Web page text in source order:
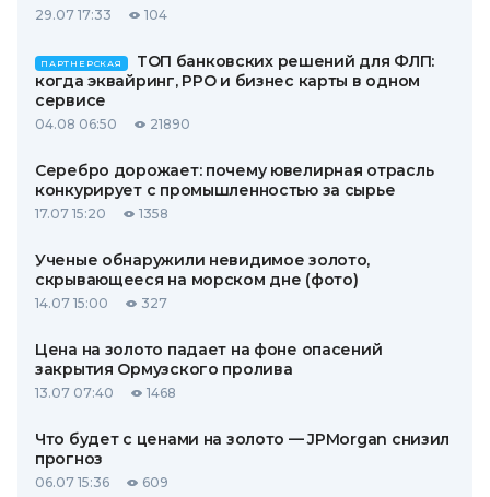
29.07 17:33 104
ПАРТНЕРСКАЯ
ТОП банковских решений для ФЛП:
когда эквайринг, РРО и бизнес карты в одном
сервисе
04.08 06:50 21890
Серебро дорожает: почему ювелирная отрасль
конкурирует с промышленностью за сырье
17.07 15:20 1358
Ученые обнаружили невидимое золото,
скрывающееся на морском дне (фото)
14.07 15:00 327
Цена на золото падает на фоне опасений
закрытия Ормузского пролива
13.07 07:40 1468
Что будет с ценами на золото — JPMorgan снизил
прогноз
06.07 15:36 609